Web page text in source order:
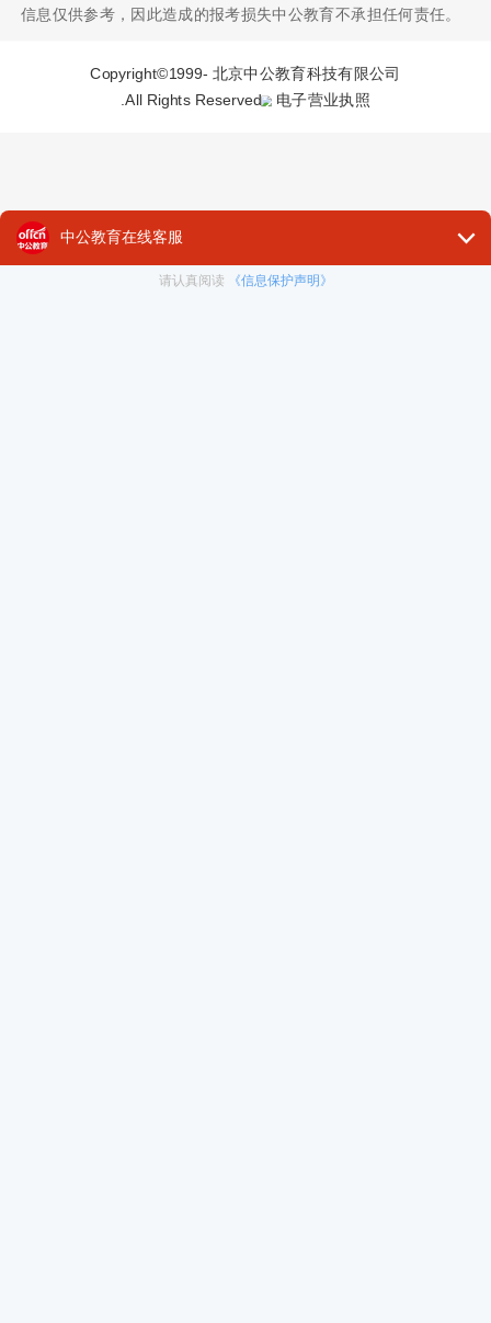
信息仅供参考，因此造成的报考损失中公教育不承担任何责任。
Copyright©1999- 北京中公教育科技有限公司
.All Rights Reserved 电子营业执照